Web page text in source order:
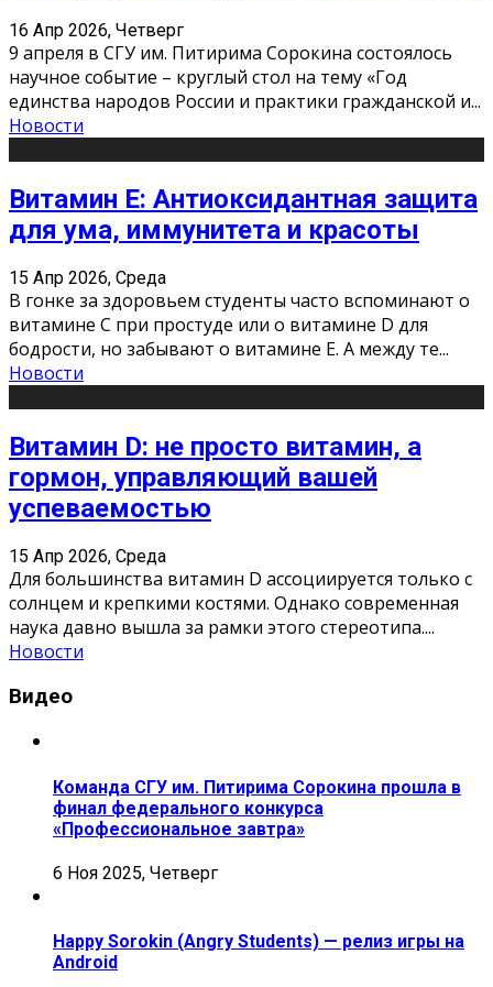
16 Апр 2026, Четверг
9 апреля в СГУ им. Питирима Сорокина состоялось
научное событие – круглый стол на тему «Год
единства народов России и практики гражданской и...
Новости
Витамин Е: Антиоксидантная защита
для ума, иммунитета и красоты
15 Апр 2026, Среда
В гонке за здоровьем студенты часто вспоминают о
витамине С при простуде или о витамине D для
бодрости, но забывают о витамине Е. А между те...
Новости
Витамин D: не просто витамин, а
гормон, управляющий вашей
успеваемостью
15 Апр 2026, Среда
Для большинства витамин D ассоциируется только с
солнцем и крепкими костями. Однако современная
наука давно вышла за рамки этого стереотипа....
Новости
Видео
Команда СГУ им. Питирима Сорокина прошла в
финал федерального конкурса
«Профессиональное завтра»
6 Ноя 2025, Четверг
Happy Sorokin (Angry Students) — релиз игры на
Android